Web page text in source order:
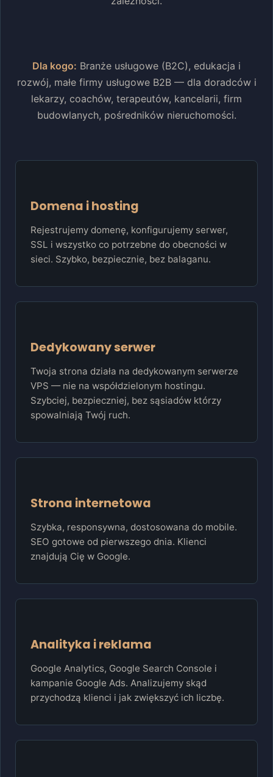
Dla kogo: Branże usługowe (B2C), edukacja i
rozwój, małe firmy usługowe B2B — dla doradców i
lekarzy, coachów, terapeutów, kancelarii, firm
budowlanych, pośredników nieruchomości.
Domena i hosting
Rejestrujemy domenę, konfigurujemy serwer,
SSL i wszystko co potrzebne do obecności w
sieci. Szybko, bezpiecznie, bez balaganu.
Dedykowany serwer
Twoja strona działa na dedykowanym serwerze
VPS — nie na współdzielonym hostingu.
Szybciej, bezpieczniej, bez sąsiadów którzy
spowalniają Twój ruch.
Strona internetowa
Szybka, responsywna, dostosowana do mobile.
SEO gotowe od pierwszego dnia. Klienci
znajdują Cię w Google.
Analityka i reklama
Google Analytics, Google Search Console i
kampanie Google Ads. Analizujemy skąd
przychodzą klienci i jak zwiększyć ich liczbę.